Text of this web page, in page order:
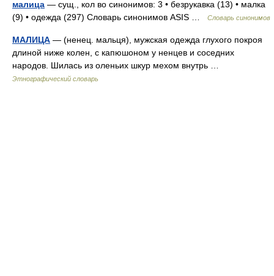
малица — сущ., кол во синонимов: 3 • безрукавка (13) • малка
(9) • одежда (297) Словарь синонимов ASIS …
Словарь синонимов
МАЛИЦА — (ненец. мальця), мужская одежда глухого покроя
длиной ниже колен, с капюшоном у ненцев и соседних
народов. Шилась из оленьих шкур мехом внутрь …
Этнографический словарь